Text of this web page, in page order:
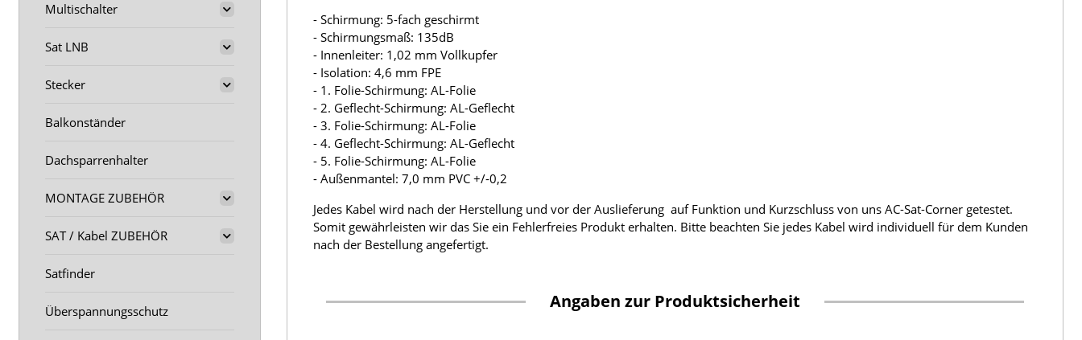
- Schirmung: 5-fach geschirmt
- Schirmungsmaß: 135dB
- Innenleiter: 1,02 mm Vollkupfer
- Isolation: 4,6 mm FPE
- 1. Folie-Schirmung: AL-Folie
- 2. Geflecht-Schirmung: AL-Geflecht
- 3. Folie-Schirmung: AL-Folie
- 4. Geflecht-Schirmung: AL-Geflecht
- 5. Folie-Schirmung: AL-Folie
- Außenmantel: 7,0 mm PVC +/-0,2
Jedes Kabel wird nach der Herstellung und vor der Auslieferung auf Funktion und Kurzschluss von uns AC-Sat-Corner getestet.
Somit gewährleisten wir das Sie ein Fehlerfreies Produkt erhalten. Bitte beachten Sie jedes Kabel wird individuell für dem Kunden
nach der Bestellung angefertigt.
Angaben zur Produktsicherheit
Multischalter
Sat LNB
Stecker
Balkonständer
Dachsparrenhalter
MONTAGE ZUBEHÖR
SAT / Kabel ZUBEHÖR
Satfinder
Überspannungsschutz